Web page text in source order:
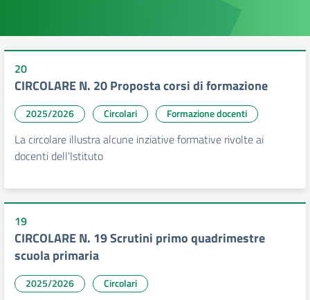
20
CIRCOLARE N. 20 Proposta corsi di formazione
2025/2026 Circolari Formazione docenti
La circolare illustra alcune inziative formative rivolte ai
docenti dell'Istituto
19
CIRCOLARE N. 19 Scrutini primo quadrimestre
scuola primaria
2025/2026 Circolari